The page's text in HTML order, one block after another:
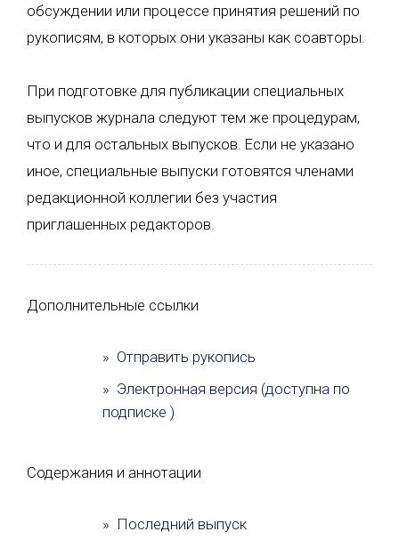
обсуждении или процессе принятия решений по
рукописям, в которых они указаны как соавторы.
При подготовке для публикации специальных
выпусков журнала следуют тем же процедурам,
что и для остальных выпусков. Если не указано
иное, специальные выпуски готовятся членами
редакционной коллегии без участия
приглашенных редакторов.
Дополнительные ссылки
» Отправить рукопись
» Электронная версия (доступна по
подписке )
Содержания и аннотации
» Последний выпуск